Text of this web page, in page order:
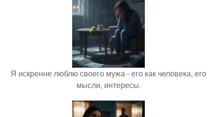
Я искренне люблю своего мужа - его как человека, его
мысли, интересы.